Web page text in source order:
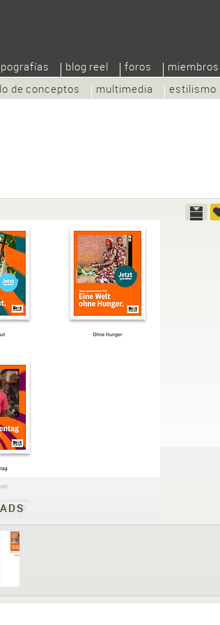
de conceptos multimedia estilismo
blog reel foros miembros